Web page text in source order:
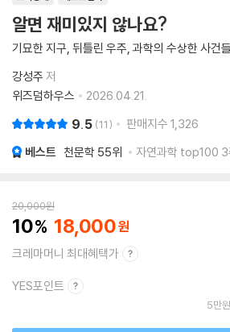
알면 재미있지 않나요?
기묘한 지구, 뒤틀린 우주, 과학의 수상한 사건들
강성주 저
위즈덤하우스
2026.04.21.
9.5 11 판매지수 1,326
베스트 천문학 55위 자연과학 top100 3
20,000원
10 18,000
크레마머니 최대혜택가
YES포인트
5만